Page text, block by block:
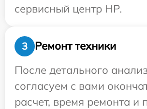
сервисный центр HP.
3
Ремонт техники
После детального
согласуем с вами
расчет, время ремонта и